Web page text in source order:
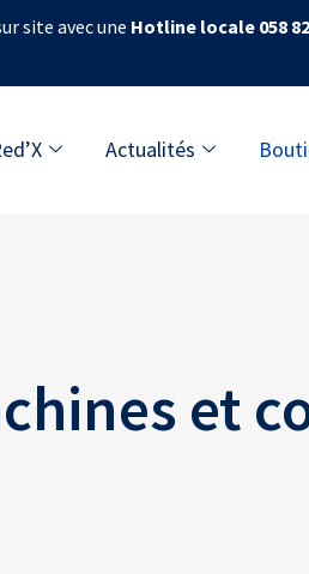
site avec une Hotline locale 058
Actualités
et